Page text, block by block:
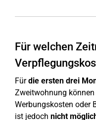
Für welchen
Fürdie ersten drei
Zweitwohnung
Werbungskosten oder
ist jedoch nicht